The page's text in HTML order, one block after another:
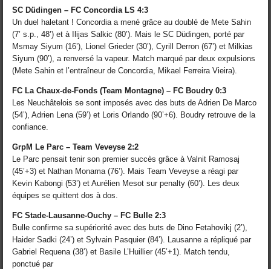
SC Düdingen – FC Concordia LS 4:3
Un duel haletant ! Concordia a mené grâce au doublé de Mete Sahin
(7’ s.p., 48’) et à Ilijas Salkic (80’). Mais le SC Düdingen, porté par
Msmay Siyum (16’), Lionel Grieder (30’), Cyrill Derron (67’) et Milkias
Siyum (90’), a renversé la vapeur. Match marqué par deux expulsions
(Mete Sahin et l’entraîneur de Concordia, Mikael Ferreira Vieira).
FC La Chaux-de-Fonds (Team Montagne) – FC Boudry 0:3
Les Neuchâtelois se sont imposés avec des buts de Adrien De Marco
(54’), Adrien Lena (59’) et Loris Orlando (90’+6). Boudry retrouve de la
confiance.
GrpM Le Parc – Team Veveyse 2:2
Le Parc pensait tenir son premier succès grâce à Valnit Ramosaj
(45’+3) et Nathan Monama (76’). Mais Team Veveyse a réagi par
Kevin Kabongi (53’) et Aurélien Mesot sur penalty (60’). Les deux
équipes se quittent dos à dos.
FC Stade-Lausanne-Ouchy – FC Bulle 2:3
Bulle confirme sa supériorité avec des buts de Dino Fetahovikj (2’),
Haider Sadki (24’) et Sylvain Pasquier (84’). Lausanne a répliqué par
Gabriel Requena (38’) et Basile L’Huillier (45’+1). Match tendu,
ponctué par